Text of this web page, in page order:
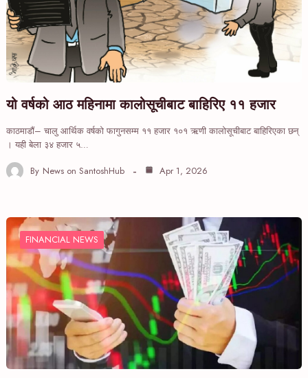
यो वर्षको आठ महिनामा कालोसूचीबाट बाहिरिए ११ हजार
काठमाडौं– चालु आर्थिक वर्षको फागुनसम्म ११ हजार १०१ ऋणी कालोसूचीबाट बाहिरिएका छन्
। यही बेला ३४ हजार ५…
By News on SantoshHub Apr 1, 2026
FINANCIAL NEWS